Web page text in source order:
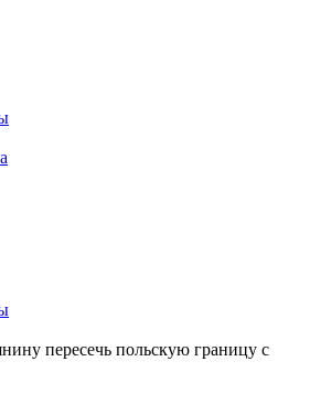
пересечь польскую границу с